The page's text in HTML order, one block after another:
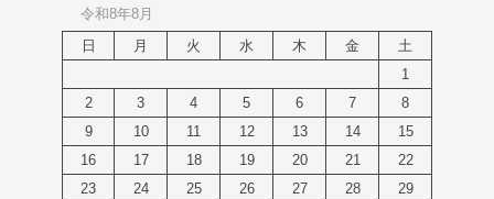
令和8年8月
日
月 火 水 木 金
土
1
2
3 4 5 6 7
8
9
10 11 12 13 14
15
16
17 18 19 20 21
22
23
24 25 26 27 28
29